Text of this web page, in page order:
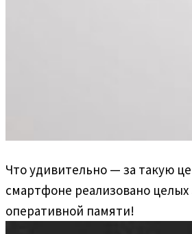
Что удивительно — за такую
смартфоне реализовано целых
оперативной памяти!